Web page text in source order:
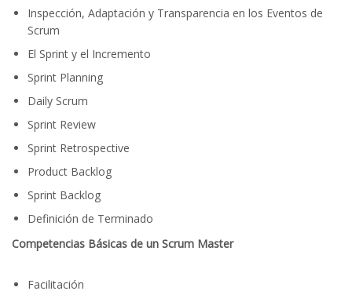
Inspección, Adaptación y Transparencia en los Eventos de
Scrum
El Sprint y el Incremento
Sprint Planning
Daily Scrum
Sprint Review
Sprint Retrospective
Product Backlog
Sprint Backlog
Definición de Terminado
Competencias Básicas de un Scrum Master
Facilitación